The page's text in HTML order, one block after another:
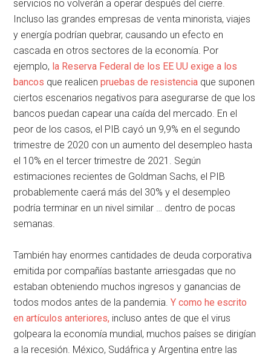
servicios no volverán a operar después del cierre.
Incluso las grandes empresas de venta minorista, viajes
y energía podrían quebrar, causando un efecto en
cascada en otros sectores de la economía. Por
ejemplo, la Reserva Federal de los EE UU exige a los
bancos que realicenpruebas de resistencia que suponen
ciertos escenarios negativos para asegurarse de que los
bancos puedan capear una caída del mercado. En el
peor de los casos, el PIB cayó un 9,9% en el segundo
trimestre de 2020 con un aumento del desempleo hasta
el 10% en el tercer trimestre de 2021. Según
estimaciones recientes de Goldman Sachs, el PIB
probablemente caerá más del 30% y el desempleo
podría terminar en un nivel similar … dentro de pocas
semanas.
También hay enormes cantidades de deuda corporativa
emitida por compañías bastante arriesgadas que no
estaban obteniendo muchos ingresos y ganancias de
todos modos antes de la pandemia.Y como he escrito
en artículos anteriores, incluso antes de que el virus
golpeara la economía mundial, muchos países se dirigían
a la recesión. México, Sudáfrica y Argentina entre las